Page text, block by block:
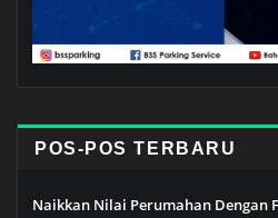
POS-POS TERBARU
Naikkan Nilai Perumahan Dengan